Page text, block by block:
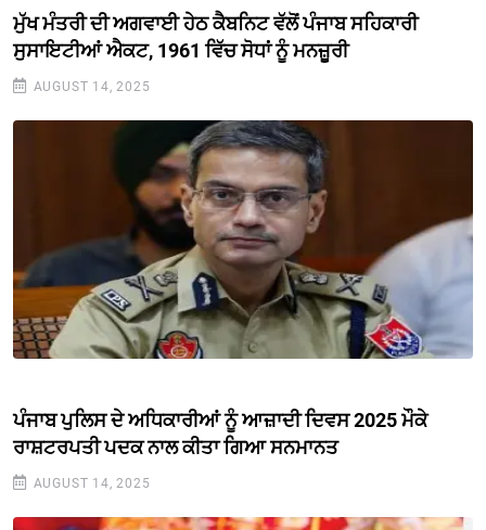
ਮੁੱਖ ਮੰਤਰੀ ਦੀ ਅਗਵਾਈ ਹੇਠ ਕੈਬਨਿਟ ਵੱਲੋਂ ਪੰਜਾਬ ਸਹਿਕਾਰੀ
ਸੁਸਾਇਟੀਆਂ ਐਕਟ, 1961 ਵਿੱਚ ਸੋਧਾਂ ਨੂੰ ਮਨਜ਼ੂਰੀ
AUGUST 14, 2025
ਪੰਜਾਬ ਪੁਲਿਸ ਦੇ ਅਧਿਕਾਰੀਆਂ ਨੂੰ ਆਜ਼ਾਦੀ ਦਿਵਸ 2025 ਮੌਕੇ
ਰਾਸ਼ਟਰਪਤੀ ਪਦਕ ਨਾਲ ਕੀਤਾ ਗਿਆ ਸਨਮਾਨਤ
AUGUST 14, 2025